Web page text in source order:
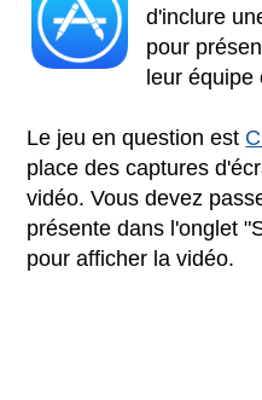
d'inclure
pour
leur équipe
Le jeu en question est
place des captures
vidéo. Vous devez
présente dans l'onglet
pour afficher la vidéo.